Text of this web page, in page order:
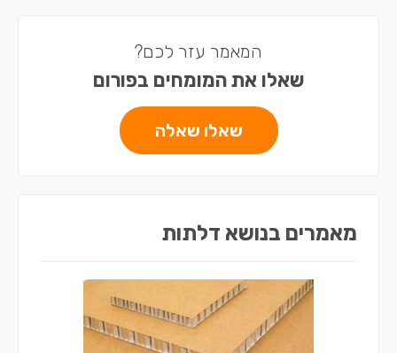
המאמר עזר לכם?
שאלו את המומחים בפורום
שאלו שאלה
מאמרים בנושא דלתות